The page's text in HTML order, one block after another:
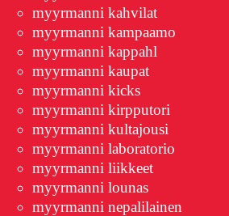
myyrmanni kahvilat
myyrmanni kampaamo
myyrmanni kappahl
myyrmanni kaupat
myyrmanni kicks
myyrmanni kirpputori
myyrmanni kultajousi
myyrmanni laboratorio
myyrmanni liikkeet
myyrmanni lounas
myyrmanni nepalilainen